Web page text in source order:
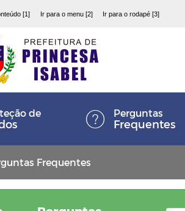
[1] Ir para o menu [2] Ir para o rodapé [3]
de Perguntas
Frequentes
Frequentes